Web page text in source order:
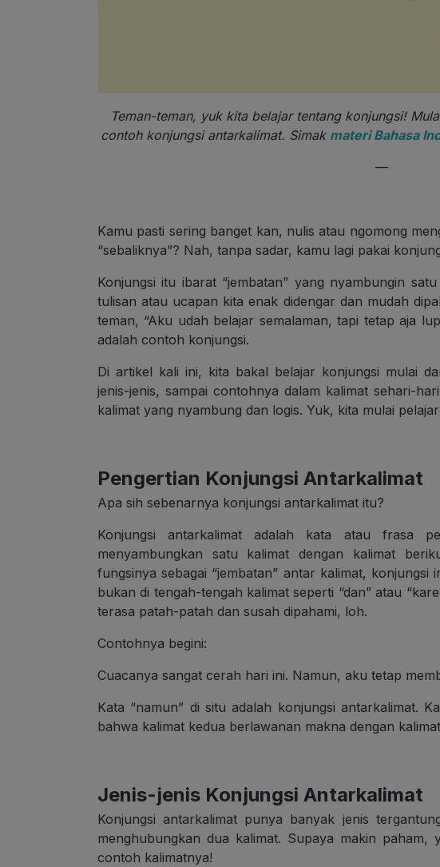
Teman-teman, yuk kita belajar tentang konjungsi!
contoh konjungsi antarkalimat. Simak materi Bahasa
—
Kamu pasti sering banget kan, nulis atau ngomong
“sebaliknya”? Nah, tanpa sadar, kamu lagi pakai
Konjungsi itu ibarat “jembatan” yang nyambungin
tulisan atau ucapan kita enak didengar dan mudah
teman, “Aku udah belajar semalaman, tapi tetap aja
adalah contoh konjungsi.
Di artikel kali ini, kita bakal belajar konjungsi mulai
jenis-jenis, sampai contohnya dalam kalimat sehari-
kalimat yang nyambung dan logis. Yuk, kita mulai
Pengertian Konjungsi Antarkalimat
Apa sih sebenarnya konjungsi antarkalimat itu?
Konjungsi antarkalimat adalah kata atau frasa
menyambungkan satu kalimat dengan kalimat
fungsinya sebagai “jembatan” antar kalimat, konjungsi
bukan di tengah-tengah kalimat seperti “dan” atau
terasa patah-patah dan susah dipahami, loh.
Contohnya begini:
Cuacanya sangat cerah hari ini. Namun, aku tetap
Kata “namun” di situ adalah konjungsi antarkalimat.
bahwa kalimat kedua berlawanan makna dengan
Jenis-jenis Konjungsi Antarkalimat
Konjungsi antarkalimat punya banyak jenis
menghubungkan dua kalimat. Supaya makin
contoh kalimatnya!